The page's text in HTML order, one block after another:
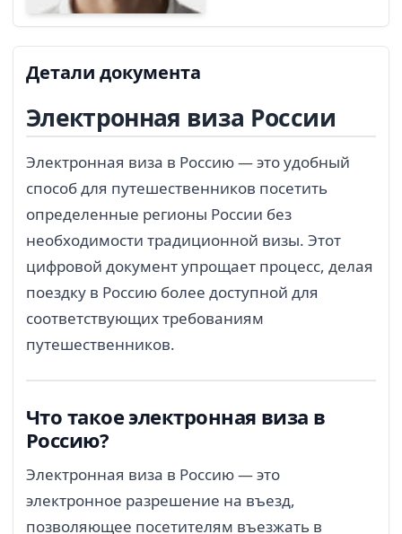
Детали документа
Электронная виза России
Электронная виза в Россию — это удобный
способ для путешественников посетить
определенные регионы России без
необходимости традиционной визы. Этот
цифровой документ упрощает процесс, делая
поездку в Россию более доступной для
соответствующих требованиям
путешественников.
Что такое электронная виза в
Россию?
Электронная виза в Россию — это
электронное разрешение на въезд,
позволяющее посетителям въезжать в